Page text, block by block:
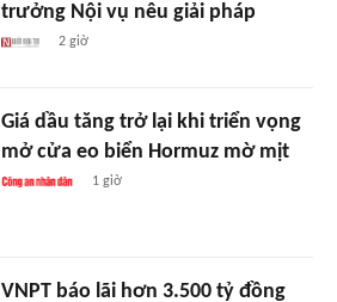
trưởng Nội vụ nêu giải pháp
2 giờ
Giá dầu tăng trở lại khi triển vọng
mở cửa eo biển Hormuz mờ mịt
1 giờ
VNPT báo lãi hơn 3.500 tỷ đồng